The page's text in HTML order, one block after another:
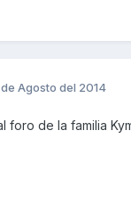
Agosto del 2014
foro de la familia